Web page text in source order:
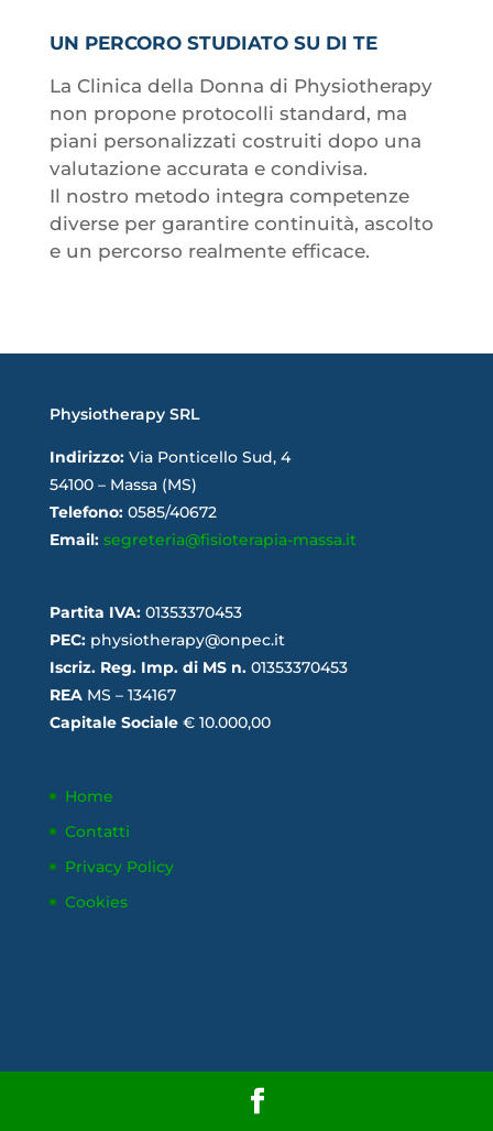
UN PERCORO STUDIATO SU DI TE
La Clinica della Donna di Physiotherapy
non propone protocolli standard, ma
piani personalizzati costruiti dopo una
valutazione accurata e condivisa.
Il nostro metodo integra competenze
diverse per garantire continuità, ascolto
e un percorso realmente efficace.
Physiotherapy SRL
Indirizzo:Via Ponticello Sud, 4
54100 – Massa (MS)
Telefono:0585/40672
Email: segreteria@fisioterapia-massa.it
Partita IVA:01353370453
PEC:physiotherapy@onpec.it
Iscriz. Reg. Imp. di MS n.01353370453
REAMS – 134167
Capitale Sociale€ 10.000,00
Home
Contatti
Privacy Policy
Cookies